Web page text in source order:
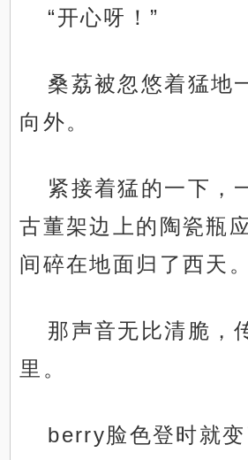
“开心呀！”
桑荔被忽悠着猛地
向外。
紧接着猛的一下，
古董架边上的陶瓷瓶
间碎在地面归了西天。
那声音无比清脆，
里。
berry脸色登时就变